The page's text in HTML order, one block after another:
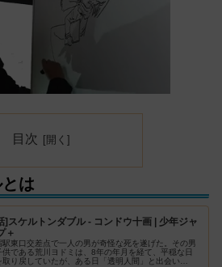
目次
は
]スケルトンダブル - コンドウ十画 | 少年ジャ
＋
駅東口交差点で一人の男が奇怪な死を遂げた。その男
供である荒川ヨドミは、8年の年月を経て、平穏な日
取り戻していたが、ある日「透明人間」と出会い